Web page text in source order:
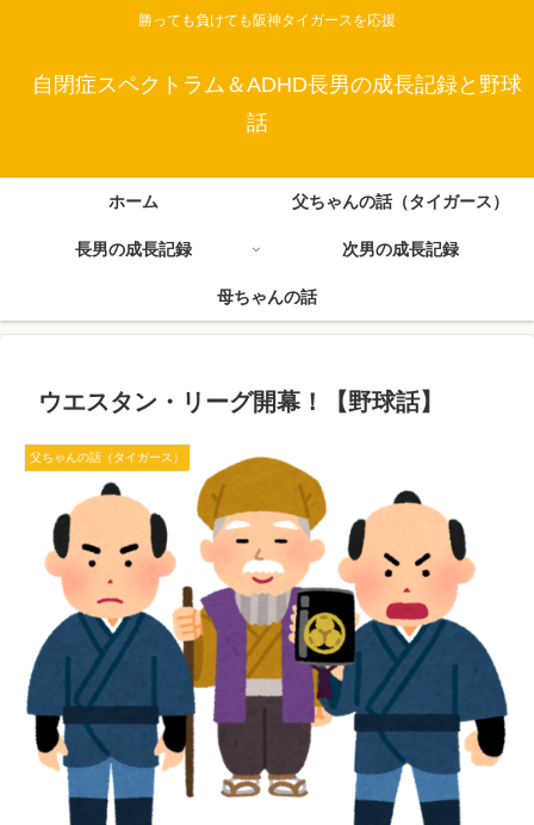
勝っても負けても阪神タイガースを応援
自閉症スペクトラム＆ADHD長男の成長記録と野球
話
ホーム 父ちゃんの話（タイガース）
長男の成長記録 次男の成長記録
母ちゃんの話
ウエスタン・リーグ開幕！【野球話】
父ちゃんの話（タイガース）